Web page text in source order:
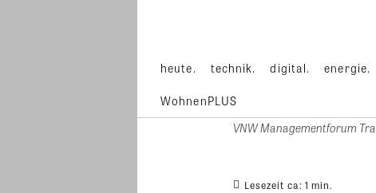
heute. technik. digital. energie.
WohnenPLUS
VNW Managementforum
Lesezeit ca: 1 min.